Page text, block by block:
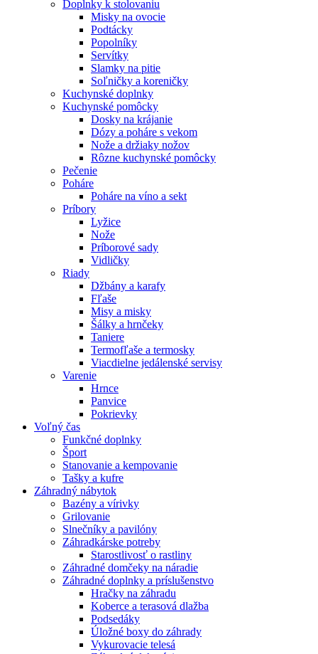
Doplnky k stolovaniu
Misky na ovocie
Podtácky
Popolníky
Servítky
Slamky na pitie
Soľničky a koreničky
Kuchynské doplnky
Kuchynské pomôcky
Dosky na krájanie
Dózy a poháre s vekom
Nože a držiaky nožov
Rôzne kuchynské pomôcky
Pečenie
Poháre
Poháre na víno a sekt
Príbory
Lyžice
Nože
Príborové sady
Vidličky
Riady
Džbány a karafy
Fľaše
Misy a misky
Šálky a hrnčeky
Taniere
Termofľaše a termosky
Viacdielne jedálenské servisy
Varenie
Hrnce
Panvice
Pokrievky
Voľný čas
Funkčné doplnky
Šport
Stanovanie a kempovanie
Tašky a kufre
Záhradný nábytok
Bazény a vírivky
Grilovanie
Slnečníky a pavilóny
Záhradkárske potreby
Starostlivosť o rastliny
Záhradné domčeky na náradie
Záhradné doplnky a príslušenstvo
Hračky na záhradu
Koberce a terasová dlažba
Podsedáky
Úložné boxy do záhrady
Vykurovacie telesá